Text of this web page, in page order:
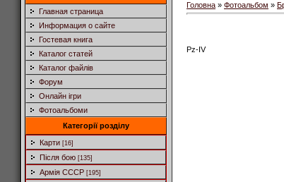
Главная страница
Информация о сайте
Гостевая книга
Каталог статей
Каталог файлів
Форум
Онлайн ігри
Фотоальбоми
Категорії розділу
Карти [16]
Після бою [135]
Армія СССР [195]
Головна » Фотоальбом »
Pz-IV